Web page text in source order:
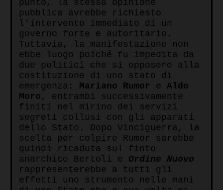
punto, la stessa opinione
pubblica avrebbe richiesto
l’intervento immediato di un
governo forte e autoritario.
Tuttavia, la manifestazione non
ebbe luogo poiché fu impedita da
due politici che si opposero alla
costituzione di uno stato di
emergenza: Mariano Rumor e Aldo
Moro , entrambi successivamente
finiti nel mirino dei servizi
segreti collusi con gli apparati
dello Stato. Dopo Vinciguerra, la
scelta per colpire Rumor sarebbe
quindi ricaduta sul finto
anarchico Bertoli e Ordine Nuovo
rappresenterebbe a tutti gli
effetti uno strumento nelle mani